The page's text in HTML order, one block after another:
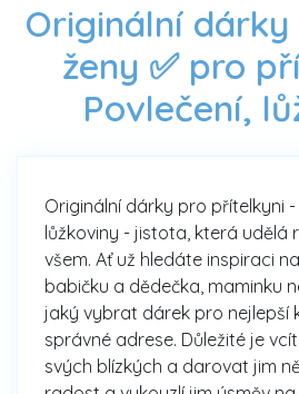
Originální dárky
ženy ✅ pro
Povlečení,
Originální dárky pro přítelkyni
lůžkoviny - jistota, která udělá
všem. Ať už hledáte inspiraci
babičku a dědečka, maminku
jaký vybrat dárek pro nejlepší
správné adrese. Důležité je
svých blízkých a darovat jim